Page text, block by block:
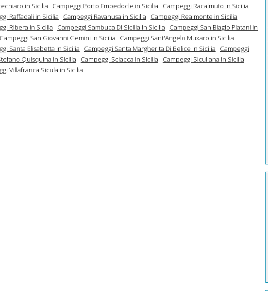
in Sicilia
Campeggi Porto Empedocle in Sicilia
Campeggi Racalmuto in Sicilia
Raffadali in Sicilia
Campeggi Ravanusa in Sicilia
Campeggi Realmonte in Sicilia
Ribera in Sicilia
Campeggi Sambuca Di Sicilia in Sicilia
Campeggi San Biagio Platani in
Campeggi San Giovanni Gemini in Sicilia
Campeggi Sant'Angelo Muxaro in Sicilia
Santa Elisabetta in Sicilia
Campeggi Santa Margherita Di Belice in Sicilia
Campeggi
Quisquina in Sicilia
Campeggi Sciacca in Sicilia
Campeggi Siculiana in Sicilia
Villafranca Sicula in Sicilia